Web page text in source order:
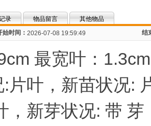
录 物品留言
其他物品
始时间： 2026-07-08 19:59:49 结
最宽叶：
片叶，新苗状况:
，新芽状况: 带 芽